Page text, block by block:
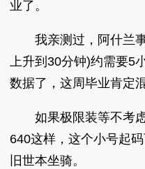
业了。
我亲测过，阿什兰事
上升到30分钟)约需要5
数据了，这周毕业肯定
如果极限装等不考虑
640这样，这个小号起
旧世本坐骑。